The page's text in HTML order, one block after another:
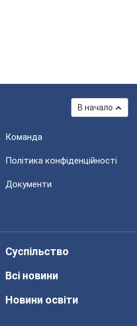
В начало
Команда
Політика конфіденційності
Документи
Суспільство
Всі новини
Новини освіти